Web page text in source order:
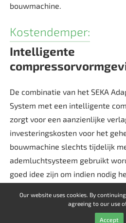
bouwmachine.
Kostendemper:
Intelligente
De combinatie van het SEKA
System met een intelligente
zorgt voor een aanzienlijke
investeringskosten voor het
bouwmachine slechts tijdelijk
ademluchtsysteem gebruikt
goed idee zijn om indien nodig
Our website uses cookies. By
agreeing to our use
Accept